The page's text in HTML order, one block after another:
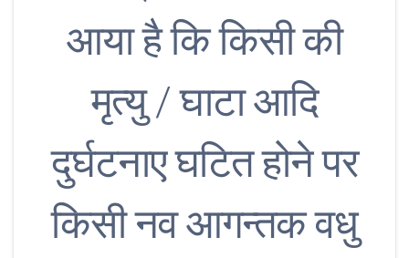
आया है कि किसी की
मृत्यु / घाटा आदि
दुर्घटनाए घटित होने पर
किसी नव आगन्तक वधु